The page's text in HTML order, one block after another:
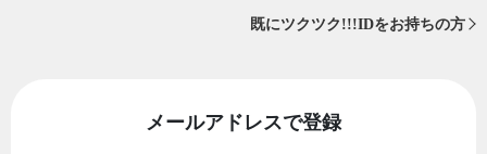
既にツクツク!!!IDをお持ちの方
メールアドレスで登録